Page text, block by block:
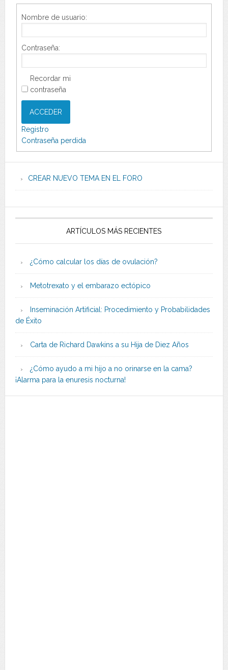
Nombre de usuario:
Contraseña:
Recordar mi
contraseña
ACCEDER
Registro
Contraseña perdida
CREAR NUEVO TEMA EN EL FORO
ARTÍCULOS MÁS RECIENTES
¿Cómo calcular los días de ovulación?
Metotrexato y el embarazo ectópico
Inseminación Artificial: Procedimiento y Probabilidades
de Éxito
Carta de Richard Dawkins a su Hija de Diez Años
¿Cómo ayudo a mi hijo a no orinarse en la cama?
¡Alarma para la enuresis nocturna!